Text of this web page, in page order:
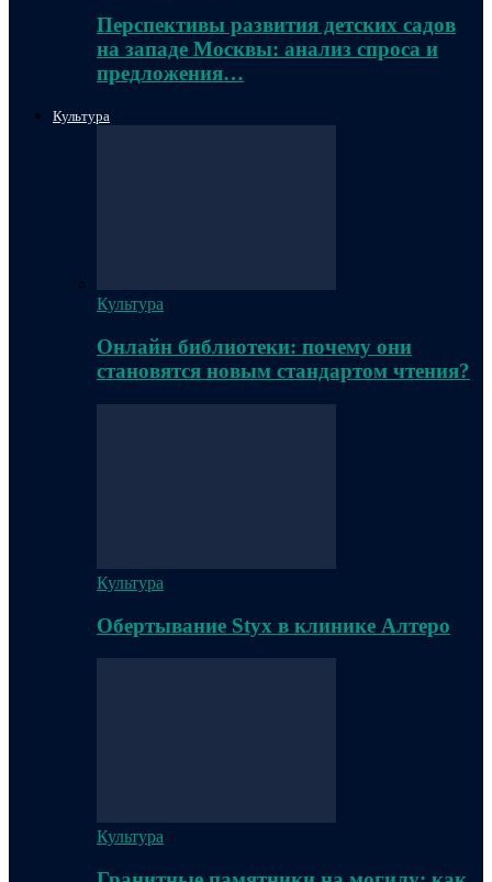
Перспективы развития детских садов
на западе Москвы: анализ спроса и
предложения…
Культура
Культура
Онлайн библиотеки: почему они
становятся новым стандартом чтения?
Культура
Обертывание Styx в клинике Алтеро
Культура